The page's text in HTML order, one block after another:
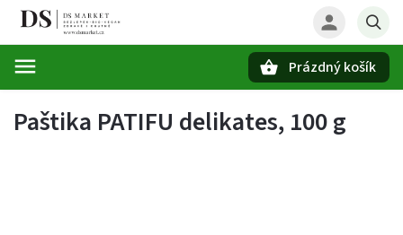
Prázdný košík
Paštika PATIFU delikates, 100 g